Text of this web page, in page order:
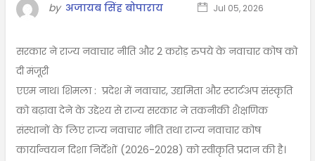
by अजायब सिंह बोपाराय Jul 05, 2026
सरकार ने राज्य नवाचार नीति और 2 करोड़ रुपये के नवाचार कोष को
दी मंजूरी
एएम नाथ। शिमला : प्रदेश में नवाचार, उद्यमिता और स्टार्टअप संस्कृति
को बढ़ावा देने के उद्देश्य से राज्य सरकार ने तकनीकी शैक्षणिक
संस्थानों के लिए राज्य नवाचार नीति तथा राज्य नवाचार कोष
कार्यान्वयन दिशा निर्देशों (2026-2028) को स्वीकृति प्रदान की है।